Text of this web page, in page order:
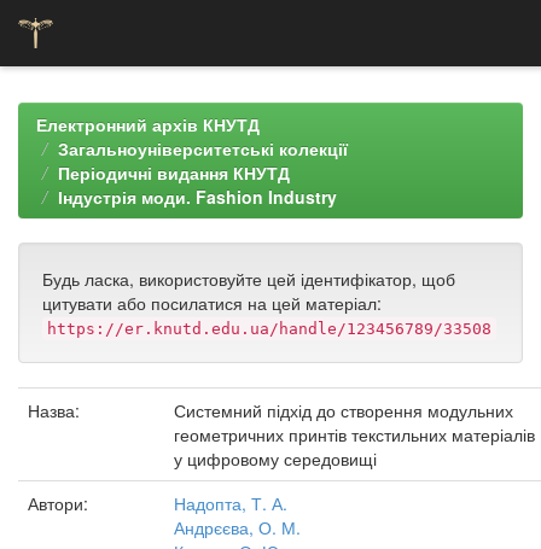
navigationЕлектронний архів КНУТД
Загальноуніверситетські колекції
Періодичні видання КНУТД
Індустрія моди. Fashion Industry
Будь ласка, використовуйте цей ідентифікатор, щоб
цитувати або посилатися на цей матеріал:
https://er.knutd.edu.ua/handle/123456789/33508
Назва:
Системний підхід до створення модульних
геометричних принтів текстильних матеріалів
у цифровому середовищі
Автори:
Надопта, Т. А.
Андрєєва, О. М.